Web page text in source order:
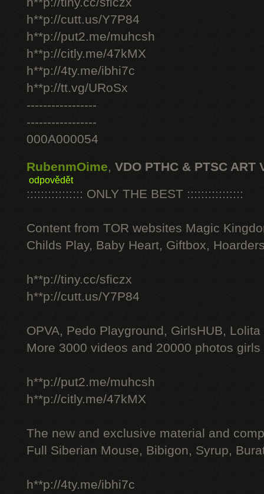
h**p://cutt.us/Y7P84
h**p://put2.me/muhcsh
h**p://citly.me/47kMX
h**p://4ty.me/ibhi7c
h**p://tt.vg/URoSx
-----------------
-----------------
000A000054
RubenmOime, VDO PTHC & PTSC ART
odpovědět
:::::::::::::::: ONLY THE BEST ::::::::::::::::
Content from TOR websites Magic
Childs Play, Baby Heart, Giftbox,
h**p://tiny.cc/sficzx
h**p://cutt.us/Y7P84
OPVA, Pedo Playground, GirlsHUB, Lolita
More 3000 videos and 20000 photos
h**p://put2.me/muhcsh
h**p://citly.me/47kMX
The new and exclusive material and
Full Siberian Mouse, Bibigon, Syrup,
h**p://4ty.me/ibhi7c